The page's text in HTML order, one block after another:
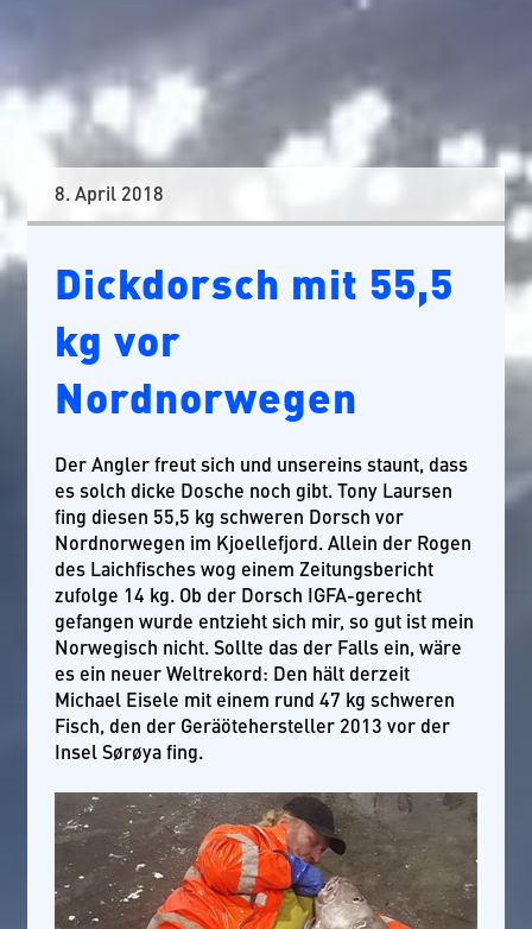
8. April 2018
Dickdorsch mit 55,5
kg vor
Nordnorwegen
Der Angler freut sich und unsereins staunt, dass
es solch dicke Dosche noch gibt. Tony Laursen
fing diesen 55,5 kg schweren Dorsch vor
Nordnorwegen im Kjoellefjord. Allein der Rogen
des Laichfisches wog einem Zeitungsbericht
zufolge 14 kg. Ob der Dorsch IGFA-gerecht
gefangen wurde entzieht sich mir, so gut ist mein
Norwegisch nicht. Sollte das der Falls ein, wäre
es ein neuer Weltrekord: Den hält derzeit
Michael Eisele mit einem rund 47 kg schweren
Fisch, den der Geräötehersteller 2013 vor der
Insel Sørøya fing.